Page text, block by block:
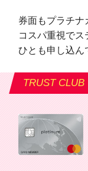
券面もプラチナ
コスパ重視で
ひとも申し込ん
TRUST